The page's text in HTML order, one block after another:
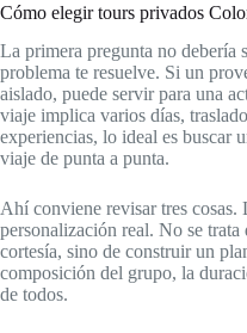
Cómo elegir tours privados
La primera pregunta no debería
problema te resuelve. Si un
aislado, puede servir para una
viaje implica varios días,
experiencias, lo ideal es buscar
viaje de punta a punta.
Ahí conviene revisar tres cosas.
personalización real. No se
cortesía, sino de construir un
composición del grupo, la
de todos.